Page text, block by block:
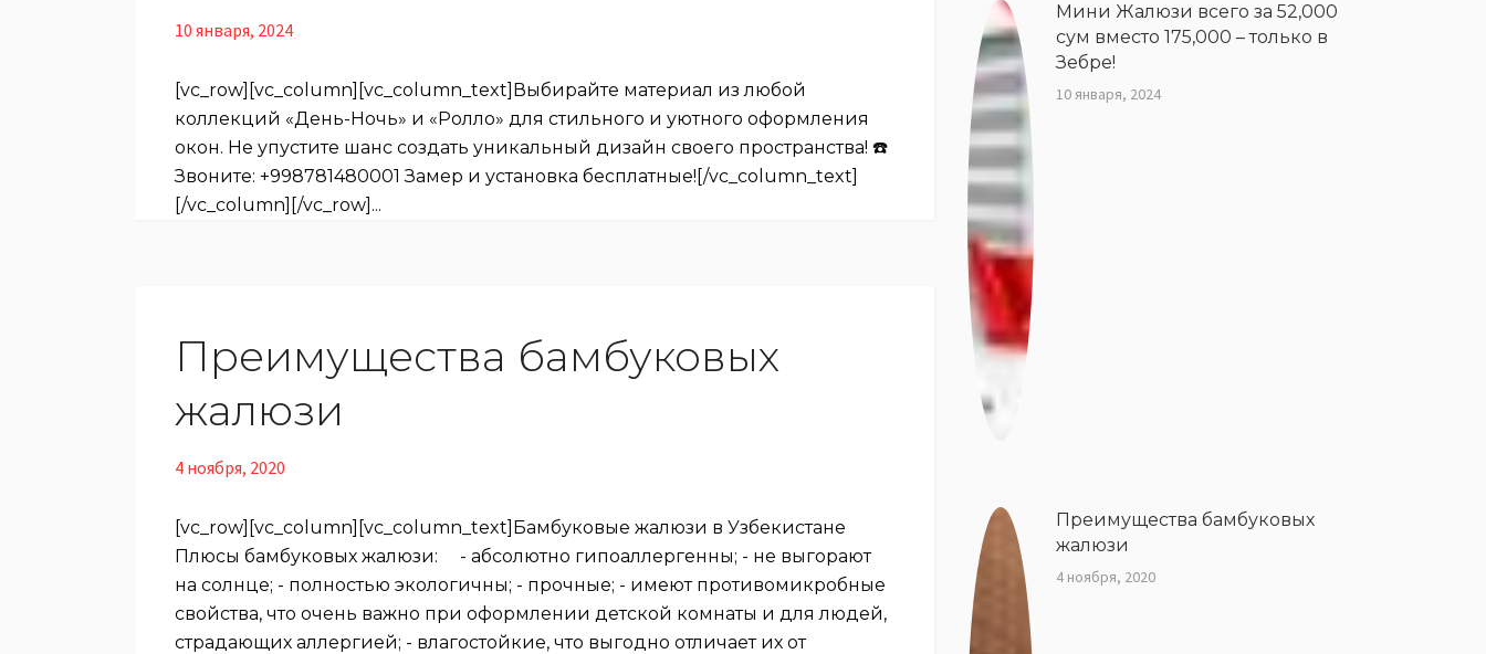
10 января, 2024
[vc_row][vc_column][vc_column_text]Выбирайте материал из любой
коллекций «День-Ночь» и «Ролло» для стильного и уютного оформления
окон. Не упустите шанс создать уникальный дизайн своего пространства! ☎️
Звоните: +998781480001 Замер и установка бесплатные![/vc_column_text]
[/vc_column][/vc_row]...
Преимущества бамбуковых
жалюзи
4 ноября, 2020
[vc_row][vc_column][vc_column_text]Бамбуковые жалюзи в Узбекистане ⠀
Плюсы бамбуковых жалюзи: ⠀ - абсолютно гипоаллергенны; - не выгорают
на солнце; - полностью экологичны; - прочные; - имеют противомикробные
свойства, что очень важно при оформлении детской комнаты и для людей,
страдающих аллергией; - влагостойкие, что выгодно отличает их от
Мини Жалюзи всего за 52,000
сум вместо 175,000 – только в
Зебре!
10 января, 2024
Преимущества бамбуковых
жалюзи
4 ноября, 2020